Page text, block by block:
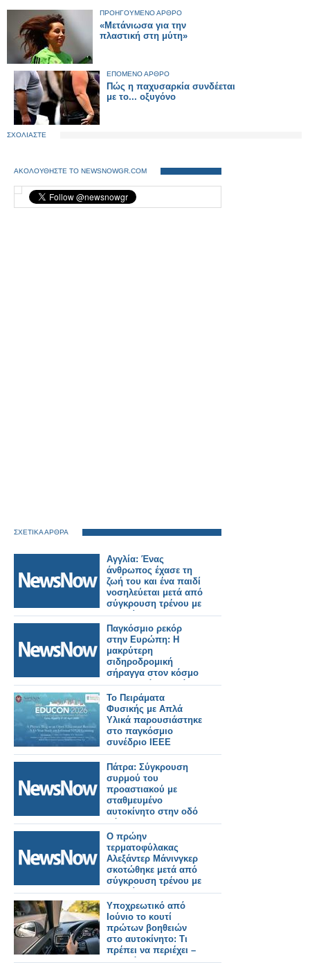
ΠΡΟΗΓΟΥΜΕΝΟ ΑΡΘΡΟ
«Μετάνιωσα για την
πλαστική στη μύτη»
ΕΠΟΜΕΝΟ ΑΡΘΡΟ
Πώς η παχυσαρκία συνδέεται
με το... οξυγόνο
ΣΧΟΛΙΑΣΤΕ
ΑΚΟΛΟΥΘΗΣΤΕ ΤΟ NEWSNOWGR.COM
ΣΧΕΤΙΚΑ ΑΡΘΡΑ
Αγγλία: Ένας
άνθρωπος έχασε τη
ζωή του και ένα παιδί
νοσηλεύεται μετά από
σύγκρουση τρένου με
αυτοκίνητο.
Παγκόσμιο ρεκόρ
στην Ευρώπη: Η
μακρύτερη
σιδηροδρομική
σήραγγα στον κόσμο
κατασκευάζεται κάτω
από τις Άλπεις.
Το Πειράματα
Φυσικής με Απλά
Υλικά παρουσιάστηκε
στο παγκόσμιο
συνέδριο IEEE
EDUCON
Πάτρα: Σύγκρουση
συρμού του
προαστιακού με
σταθμευμένο
αυτοκίνητο στην οδό
Νόρμαν.
Ο πρώην
τερματοφύλακας
Αλεξάντερ Μάνινγκερ
σκοτώθηκε μετά από
σύγκρουση τρένου με
αυτοκίνητο.
Υποχρεωτικό από
Ιούνιο το κουτί
πρώτων βοηθειών
στο αυτοκίνητο: Τι
πρέπει να περιέχει –
Τα πρόστιμα